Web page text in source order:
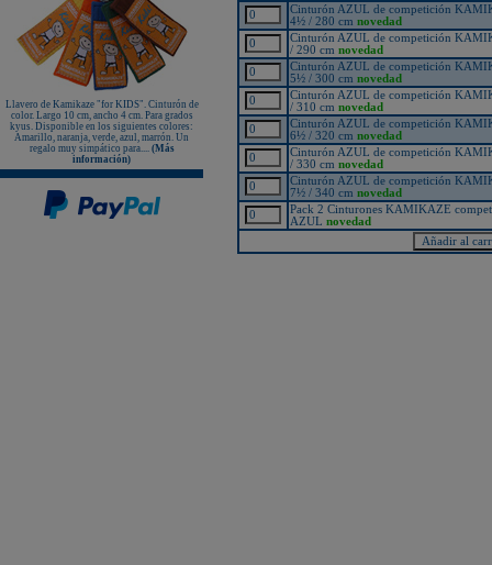
¡Nuevos Paos de golpeo PX
PROFESSIONAL XPERIENCE,
rojo-negro-blanco, de piel auténtica!
Protectores de pie KAMIKAZE
sueltos, homologados RFEK
¡Nuevas protecciones Kamikaze
Homologadas RFEK!
¡Nuevo Protector Femenino Karate
Shureido BodyGuard Ultra
Lightweight, WKF Approved!
¡Nuevo libro "ALL JAPAN
KARATEDO SHOTOKAN TOKUI
KATA vol.2" Federación Japonesa
de Karate!
Llavero de Kamikaze "for KIDS". Cinturón de
color. Largo 10 cm, ancho 4 cm. Para grados
kyus. Disponible en los siguientes colores:
Amarillo, naranja, verde, azul, marrón. Un
regalo muy simpático para.... (Más
información)
Cinturón AZUL de competición
4½ / 280 cm novedad
Cinturón AZUL de competición
/ 290 cm novedad
Cinturón AZUL de competición
5½ / 300 cm novedad
Cinturón AZUL de competición
/ 310 cm novedad
Cinturón AZUL de competición
6½ / 320 cm novedad
Cinturón AZUL de competición
/ 330 cm novedad
Cinturón AZUL de competición
7½ / 340 cm novedad
Pack 2 Cinturones KAMIKAZE
AZUL novedad